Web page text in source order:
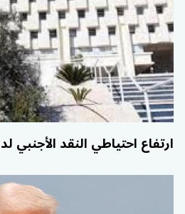
ارتفاع احتياطي النقد الأجنبي